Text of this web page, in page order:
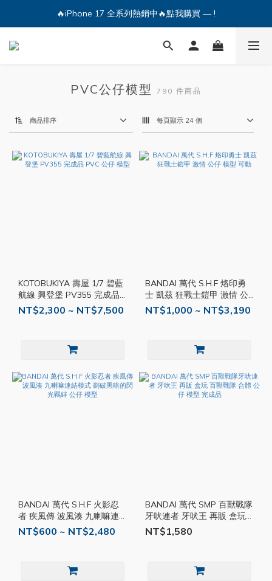
🔥iPhone 17 全系列熱銷中🔥點我購買 — !
🔥iPhone 17 全系列熱銷中🔥點我購買 — !
💕加入Q哥 Line 新好友領優惠券！🎫
PVC公仔模型 790 件商品
商品排序 每頁顯示 24 個
KOTOBUKIYA 壽屋 1/7 碧藍
航線 興登堡 PV355 完成品
PVC 公仔 模型
NT$2,300 ~ NT$7,500
BANDAI 萬代 S.H.F 烙印勇
士 凱茲 狂戰士鎧甲 激情 公
仔 模型 可動
NT$1,000 ~ NT$3,190
BANDAI 萬代 S.H.F 火影忍
者 疾風傳 波風湊 九喇嘛連
結模式 劃破黑暗的閃光羈絆
公仔 模型
NT$600 ~ NT$2,480
BANDAI 萬代 SMP 百獸戰隊
牙吠連者 牙吠王 再販 盒玩
百獸戰隊 合體 公仔 模型 完
NT$1,580